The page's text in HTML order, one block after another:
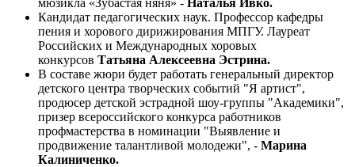
Кандидат педагогических наук. Профессор кафедры
пения и хорового дирижирования МПГУ. Лауреат
Российских и Международных хоровых
конкурсов Татьяна Алексеевна Эстрина.
В составе жюри будет работать генеральный директор
детского центра творческих событий "Я артист",
продюсер детской эстрадной шоу-группы "Академики",
призер всероссийского конкурса работников
профмастерства в номинации "Выявление и
продвижение талантливой молодежи", - Марина
Калиниченко.